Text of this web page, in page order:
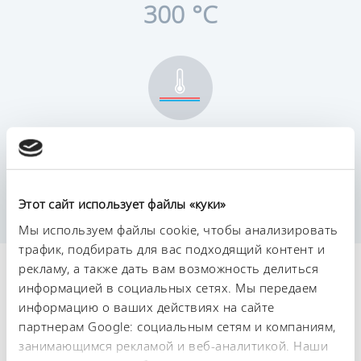
Этот сайт использует файлы «куки»
Мы используем файлы cookie, чтобы анализировать
трафик, подбирать для вас подходящий контент и
рекламу, а также дать вам возможность делиться
информацией в социальных сетях. Мы передаем
информацию о ваших действиях на сайте
партнерам Google: социальным сетям и компаниям,
занимающимся рекламой и веб-аналитикой. Наши
300 °C
0,01 ± K
Технические
характеристики (согл.
DIN 12876)